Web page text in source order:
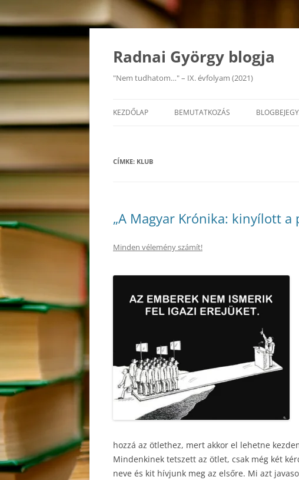
Kilépés
tartalomba
Radnai György blogja
"Nem tudhatom…" – IX. évfolyam (2021)
KEZDŐLAP BEMUTATKOZÁS
CÍMKE: KLUB
„A Magyar Krónika: kinyílott a
Minden vélemény számít!
hozzá az ötlethez, mert akkor el lehetne
Mindenkinek tetszett az ötlet, csak még két
neve és kit hívjunk meg az elsőre. Mi azt